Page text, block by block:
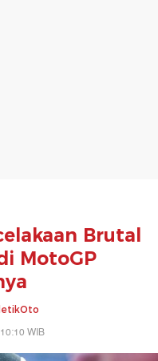
Brutal
MotoGP
WIB